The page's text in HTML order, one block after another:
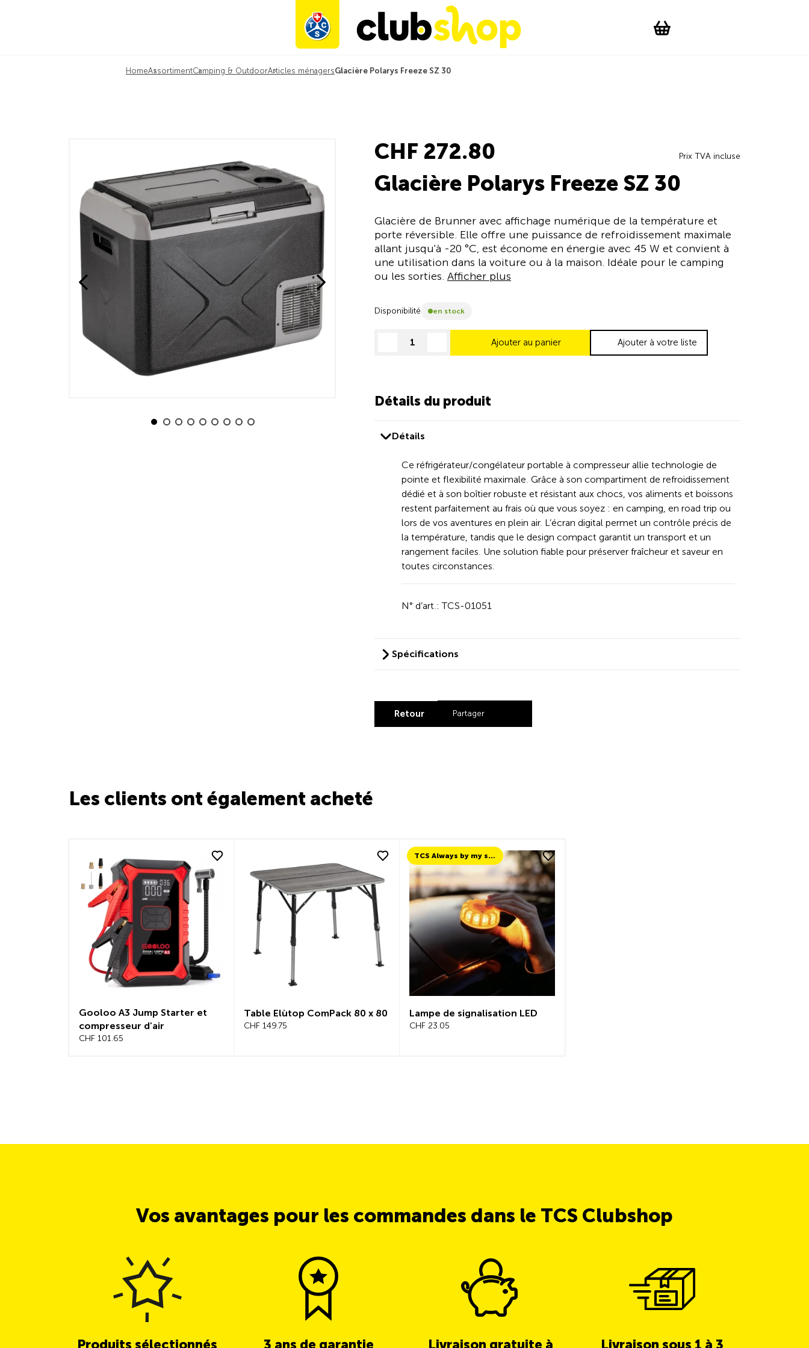
WishList
HomeAssortimentCamping & OutdoorArticles ménagersGlacière Polarys Freeze SZ 30
CHF 272.80 Prix TVA incluse
Glacière Polarys Freeze SZ 30
Glacière de Brunner avec affichage numérique de la température et
porte réversible. Elle offre une puissance de refroidissement maximale
allant jusqu'à -20 °C, est économe en énergie avec 45 W et convient à
une utilisation dans la voiture ou à la maison. Idéale pour le camping
ou les sorties. Afficher plus
Disponibilité en stock
decrease quantityincrease quantity
Ajouter au panier Ajouter à votre liste
Détails du produit
Détails
Ce réfrigérateur/congélateur portable à compresseur allie technologie de
pointe et flexibilité maximale. Grâce à son compartiment de refroidissement
dédié et à son boîtier robuste et résistant aux chocs, vos aliments et boissons
restent parfaitement au frais où que vous soyez : en camping, en road trip ou
lors de vos aventures en plein air. L’écran digital permet un contrôle précis de
la température, tandis que le design compact garantit un transport et un
rangement faciles. Une solution fiable pour préserver fraîcheur et saveur en
toutes circonstances.
N° d’art.: TCS-01051
Spécifications
Retour Partager
Les clients ont également acheté
Gooloo A3 Jump Starter et
compresseur d’air
CHF 101.65
Table Elùtop ComPack 80 x 80
CHF 149.75
TCS Always by my side
Lampe de signalisation LED
CHF 23.05
Vos avantages pour les commandes dans le TCS Clubshop
Produits sélectionnés
3 ans de garantie
Livraison gratuite à
Livraison sous 1 à 3